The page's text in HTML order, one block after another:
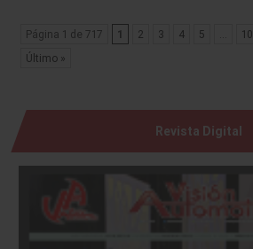
Página 1 de 717 1 2 3 4 5 10
Último »
Revista Digital